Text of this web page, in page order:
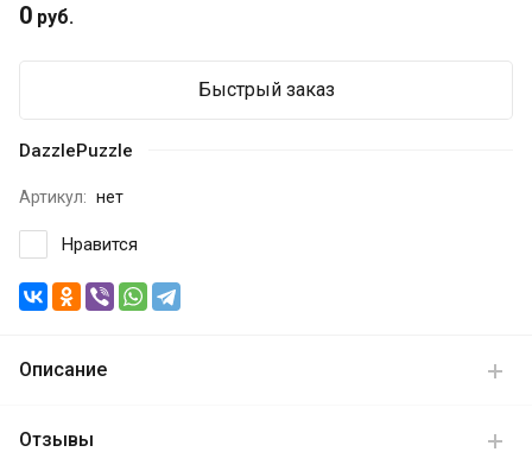
0 руб.
Быстрый заказ
DazzlePuzzle
Артикул: нет
Нравится
Описание
Отзывы